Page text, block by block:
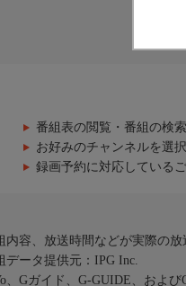
番組表の閲覧・番組の検
お好みのチャンネルを選
録画予約に対応している
内容、放送時間などが実際の
データ提供元：IPG Inc.
、Gガイド、G-GUIDE、およ